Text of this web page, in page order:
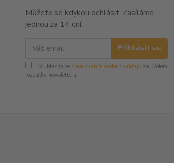
Můžete se kdykoli odhlásit. Zasíláme
jednou za 14 dní.
Přihlásit se
Souhlasím se zpracováním osobních údajů za účelem
rozesílky newsletteru.